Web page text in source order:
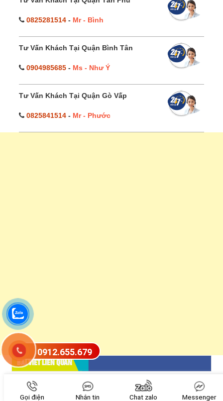
0825281514 - Mr - Bình
Tư Vấn Khách Tại Quận Bình Tân
0904985685 - Ms - Như Ý
Tư Vấn Khách Tại Quận Gò Vấp
0825841514 - Mr - Phước
BÀI VIẾT LIÊN QUAN
0912.655.679
Gọi điện Nhắn tin Chat zalo Messenger